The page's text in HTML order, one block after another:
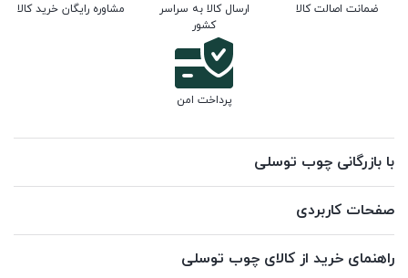
ضمانت اصالت کالا
ارسال کالا به سراسر
کشور
مشاوره رایگان خرید کالا
پرداخت امن
با بازرگانی چوب توسلی
صفحات کاربردی
راهنمای خرید از کالای چوب توسلی